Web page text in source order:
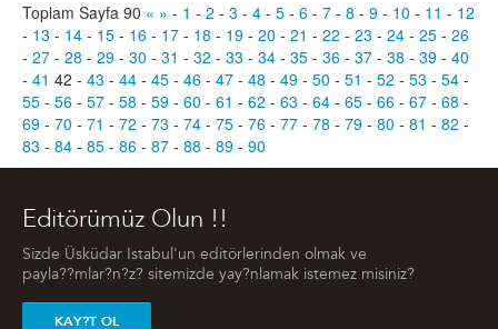
Toplam Sayfa 90 « » - 1 - 2 - 3 - 4 - 5 - 6 - 7 - 8 - 9 - 10 - 11 - 12
- 13 - 14 - 15 - 16 - 17 - 18 - 19 - 20 - 21 - 22 - 23 - 24 - 25 - 26
- 27 - 28 - 29 - 30 - 31 - 32 - 33 - 34 - 35 - 36 - 37 - 38 - 39 - 40
- 41 42 - 43 - 44 - 45 - 46 - 47 - 48 - 49 - 50 - 51 - 52 - 53 - 54 -
55 - 56 - 57 - 58 - 59 - 60 - 61 - 62 - 63 - 64 - 65 - 66 - 67 - 68 -
69 - 70 - 71 - 72 - 73 - 74 - 75 - 76 - 77 - 78 - 79 - 80 - 81 - 82 -
83 - 84 - 85 - 86 - 87 - 88 - 89 - 90
Editörümüz Olun !!
Sizde Üsküdar Istabul'un editörlerinden olmak ve
payla??mlar?n?z? sitemizde yay?nlamak istemez misiniz?
KAY?T OL